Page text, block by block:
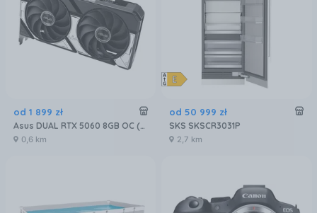
od 1 899 zł
Asus DUAL RTX 5060 8GB OC (90YV0N12M0NA00)
0,6 km
od 50 999 zł
SKS SKSCR3031P
2,7 km